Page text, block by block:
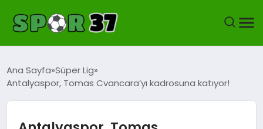
FUTBOL
YEREL FUTBOL
Ana Sayfa Süper Lig
Antalyaspor, Tomas Cvancara’yı kadrosuna katıyor!